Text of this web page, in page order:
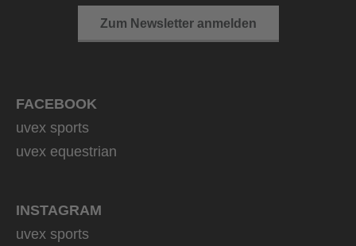
Zum Newsletter anmelden
FACEBOOK
uvex sports
uvex equestrian
INSTAGRAM
uvex sports